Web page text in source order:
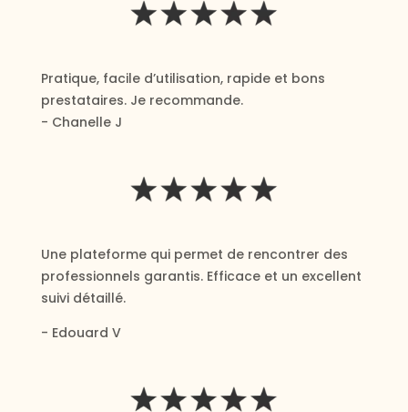
Pratique, facile d’utilisation, rapide et bons
prestataires. Je recommande.
- Chanelle J
Une plateforme qui permet de rencontrer des
professionnels garantis. Efficace et un excellent
suivi détaillé.
- Edouard V